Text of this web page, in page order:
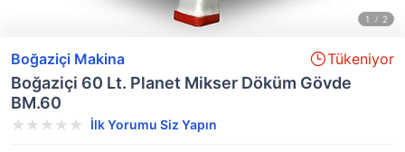
Boğaziçi Makina Tükeniyor
Boğaziçi 60 Lt. Planet Mikser Döküm Gövde
BM.60
İlk Yorumu Siz Yapın